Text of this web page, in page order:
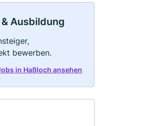
Ausbildung
bewerben.
in Haßloch ansehen